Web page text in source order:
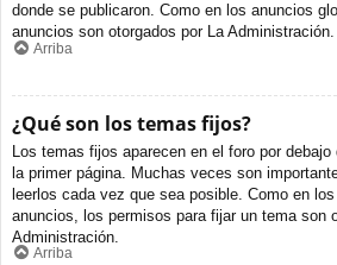
donde se publicaron. Como en los anuncios
anuncios son otorgados por La Administración.
Arriba
¿Qué son los temas fijos?
Los temas fijos aparecen en el foro por
la primer página. Muchas veces son
leerlos cada vez que sea posible. Como en
anuncios, los permisos para fijar un tema son
Administración.
Arriba